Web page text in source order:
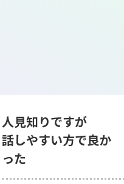
人見知りですが
話しやすい方で良か
った